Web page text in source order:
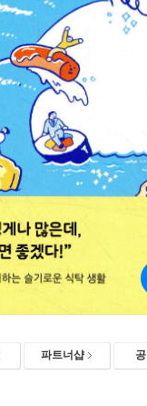
파트너샵